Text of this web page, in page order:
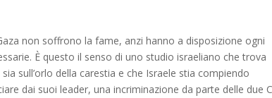
non soffrono la fame, anzi hanno a disposizione ogni
È questo il senso di uno studio israeliano che trova
sull’orlo della carestia e che Israele stia compiendo
dai suoi leader, una incriminazione da parte delle due